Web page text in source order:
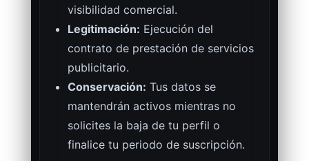
visibilidad comercial.
Legitimación: Ejecución del
contrato de prestación de servicios
publicitario.
Conservación: Tus datos se
mantendrán activos mientras no
solicites la baja de tu perfil o
finalice tu periodo de suscripción.